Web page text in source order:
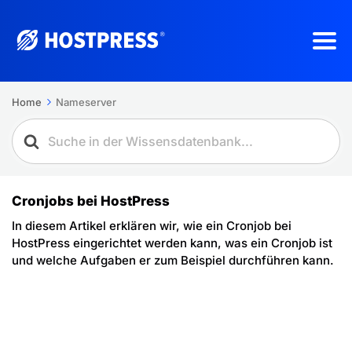
Home Nameserver
Cronjobs bei HostPress
In diesem Artikel erklären wir, wie ein Cronjob bei
HostPress eingerichtet werden kann, was ein Cronjob ist
und welche Aufgaben er zum Beispiel durchführen kann.